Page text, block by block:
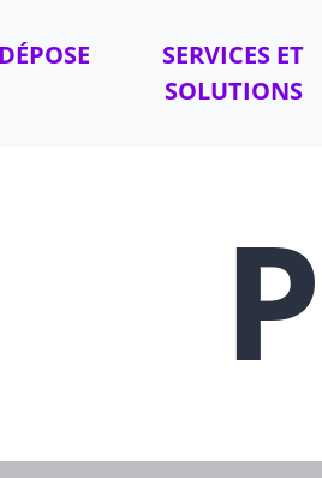
SERVICES ET
SOLUTIONS